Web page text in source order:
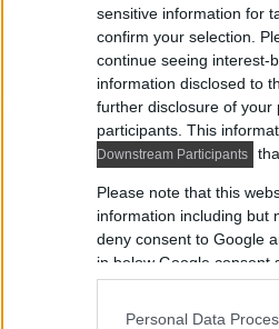
sensitive information for
confirm your selection.
continue seeing interest-
information disclosed to
further disclosure of your
participants. This
Downstream Participants
Please note that this
information including but
deny consent to Google
in below Google consent
Personal Data